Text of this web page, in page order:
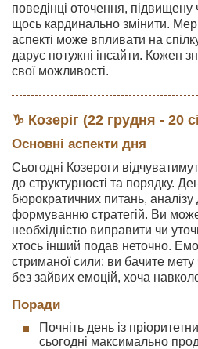
поведінці оточення, підвищену
щось кардинально змінити.
аспекті може впливати на
дарує потужні інсайти. Кожен
свої можливості.
♑ Козеріг (22 грудня - 20
Основні аспекти дня
Сьогодні Козероги
до структурності та порядку.
бюрократичних питань, аналізу
формуванню стратегій. Ви
необхідністю виправити чи
хтось інший подав неточно.
стриманої сили: ви бачите мету
без зайвих емоцій, хоча
Поради
Почніть день із
сьогодні максимально